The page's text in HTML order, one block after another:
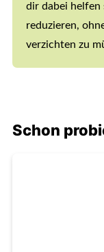
dir dabei helfen
reduzieren,
verzichten zu
Schon